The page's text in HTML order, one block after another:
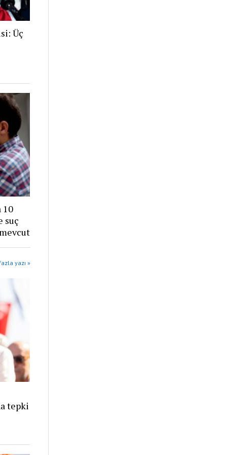
Üç
10
suç
yazı »
tepki